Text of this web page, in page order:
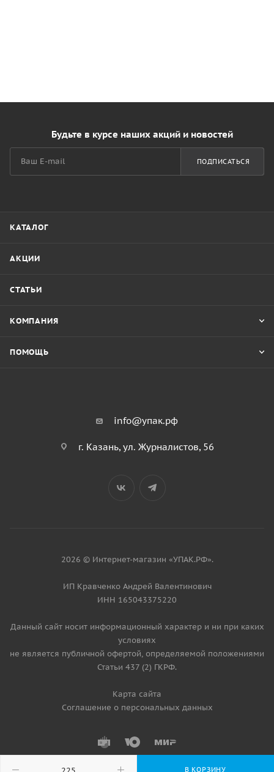
В КОРЗИНУ
Будьте в курсе наших акций и новостей
ПОДПИСАТЬСЯ
КАТАЛОГ
АКЦИИ
СТАТЬИ
КОМПАНИЯ
ПОМОЩЬ
info@упак.рф
г. Казань, ул. Журналистов, 56
2026 © Интернет-магазин «УПАК.РФ».
ИП Кравченко Андрей Валентинович
ИНН 165043375220
Данный сайт носит информационный характер и ни при каких
условиях
не является публичной офертой, определяемой положениями
Статьи 437 (2) ГКРФ.
Карта сайта
Соглашение о персональных данных